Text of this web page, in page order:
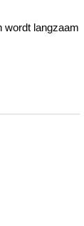
wordt langzaam